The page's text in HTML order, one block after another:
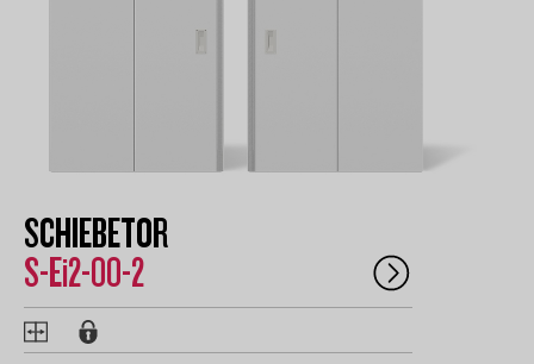
SCHIEBETOR
S-Ei2-00-2